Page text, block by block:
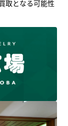
取となる可能性